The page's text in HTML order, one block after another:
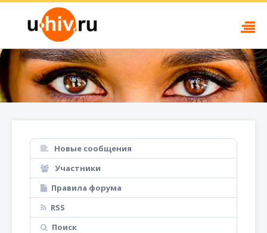
Новые сообщения
Участники
Правила форума
RSS
Поиск